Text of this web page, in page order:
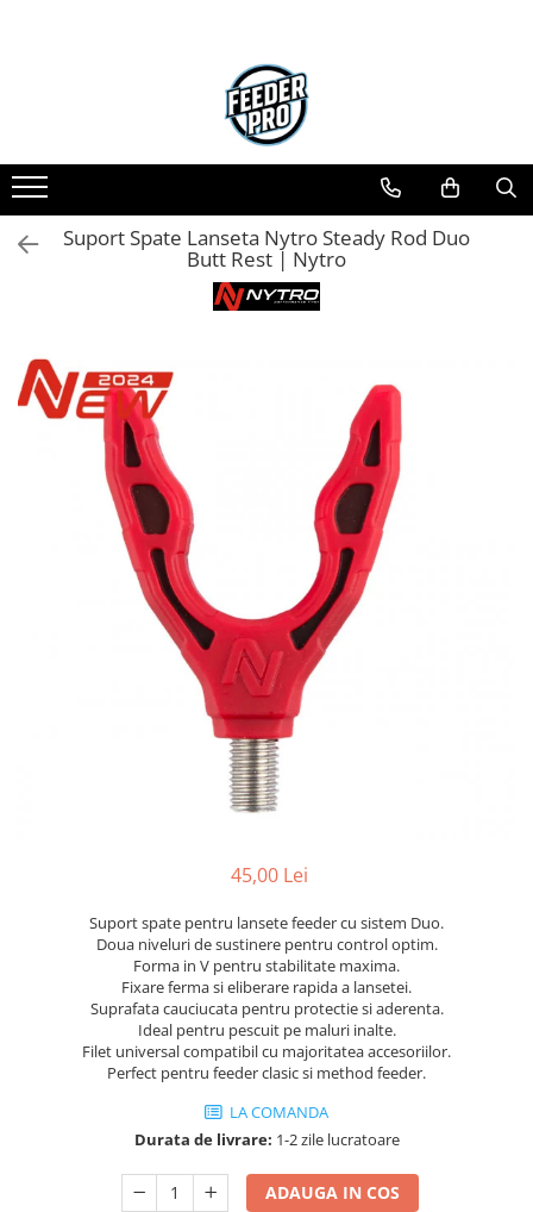
Suport Spate Lanseta Nytro Steady Rod Duo
Butt Rest | Nytro
45,00 Lei
Suport spate pentru lansete feeder cu sistem Duo.
Doua niveluri de sustinere pentru control optim.
Forma in V pentru stabilitate maxima.
Fixare ferma si eliberare rapida a lansetei.
Suprafata cauciucata pentru protectie si aderenta.
Ideal pentru pescuit pe maluri inalte.
Filet universal compatibil cu majoritatea accesoriilor.
Perfect pentru feeder clasic si method feeder.
LA COMANDA
Durata de livrare: 1-2 zile lucratoare
ADAUGA IN COS